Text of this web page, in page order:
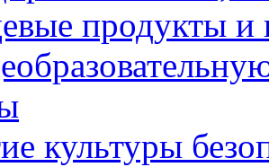
продукты и
культуры